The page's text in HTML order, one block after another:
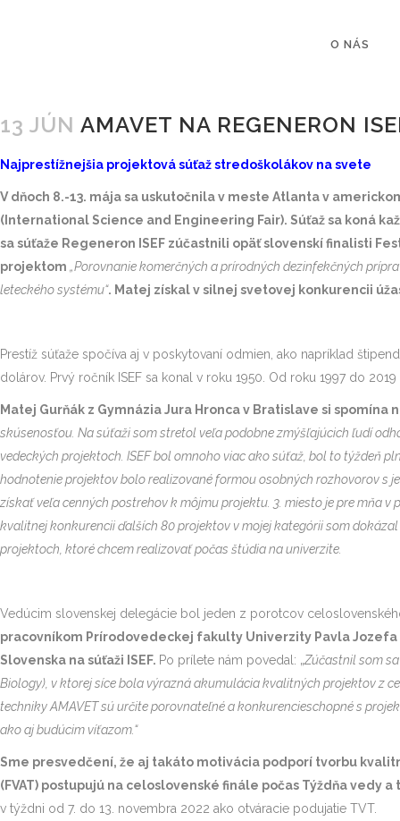
O NÁS
13 JÚN AMAVET NA REGENERON
Najprestížnejšia projektová súťaž stredoškolákov na svete
V dňoch 8.-13. mája sa uskutočnila v meste Atlanta v
(International Science and Engineering Fair). Súťaž sa koná
sa súťaže Regeneron ISEF zúčastnili opäť slovenskí finalisti
projektom „Porovnanie komerčných a prírodných dezinfekčných
leteckého systému“. Matej získal v silnej svetovej konkurencii
Prestíž súťaže spočíva aj v poskytovaní odmien, ako napríklad
dolárov. Prvý ročník ISEF sa konal v roku 1950. Od roku 1997 do
Matej Gurňák z Gymnázia Jura Hronca v Bratislave si
skúsenosťou. Na súťaži som stretol veľa podobne zmýšľajúcich ľudí
vedeckých projektoch. ISEF bol omnoho viac ako súťaž, bol to týždeň
hodnotenie projektov bolo realizované formou osobných rozhovorov s
získať veľa cenných postrehov k môjmu projektu. 3. miesto je pre mňa
kvalitnej konkurencii ďalších 80 projektov v mojej kategórii som
projektoch, ktoré chcem realizovať počas štúdia na univerzite.
Vedúcim slovenskej delegácie bol jeden z porotcov
pracovníkom Prírodovedeckej fakulty Univerzity Pavla
Slovenska na súťaži ISEF. Po prílete nám povedal: „Zúčastnil som
Biology), v ktorej síce bola výrazná akumulácia kvalitných projektov z
techniky AMAVET sú určite porovnateľné a konkurencieschopné s
ako aj budúcim víťazom.“
Sme presvedčení, že aj takáto motivácia podporí tvorbu
(FVAT) postupujú na celoslovenské finále počas Týždňa vedy
v týždni od 7. do 13. novembra 2022 ako otváracie podujatie TVT.